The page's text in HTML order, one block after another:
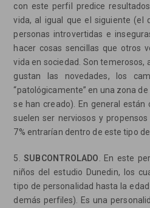
con este perfil predice
vida, al igual que el siguiente (el
personas introvertidas e
hacer cosas sencillas que otros
vida en sociedad. Son temerosos,
gustan las novedades, los
“patológicamente” en una zona
se han creado). En general están
suelen ser nerviosos y
7% entrarían dentro de este tipo
5.SUBCONTROLADO . En este
niños del estudio Dunedin, los
tipo de personalidad hasta la
demás perfiles). Es una